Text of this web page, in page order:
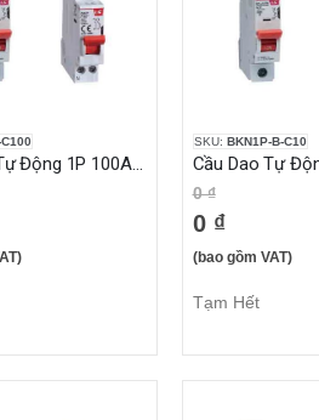
Cầu Dao Tự Động 1P 100A 10KA
SKU: BKN1P-B-C10
0 ₫
0 ₫
(bao gồm VAT)
Tạm Hết